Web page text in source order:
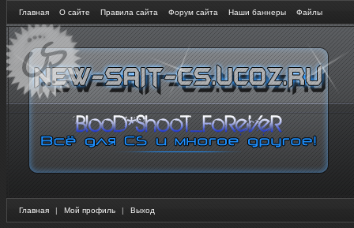
Главная О сайте Правила сайта Форум сайта Наши баннеры Файлы
Главная | Мой профиль | Выход